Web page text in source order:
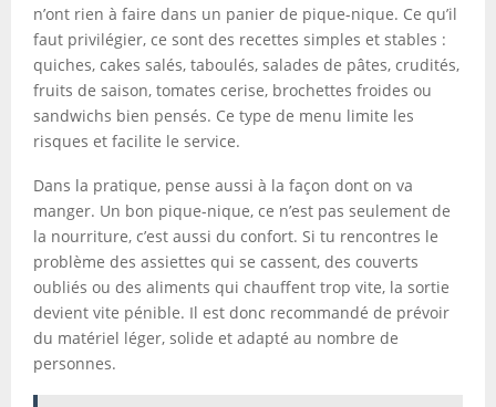
n’ont rien à faire dans un panier de pique-nique. Ce qu’il
faut privilégier, ce sont des recettes simples et stables :
quiches, cakes salés, taboulés, salades de pâtes, crudités,
fruits de saison, tomates cerise, brochettes froides ou
sandwichs bien pensés. Ce type de menu limite les
risques et facilite le service.
Dans la pratique, pense aussi à la façon dont on va
manger. Un bon pique-nique, ce n’est pas seulement de
la nourriture, c’est aussi du confort. Si tu rencontres le
problème des assiettes qui se cassent, des couverts
oubliés ou des aliments qui chauffent trop vite, la sortie
devient vite pénible. Il est donc recommandé de prévoir
du matériel léger, solide et adapté au nombre de
personnes.